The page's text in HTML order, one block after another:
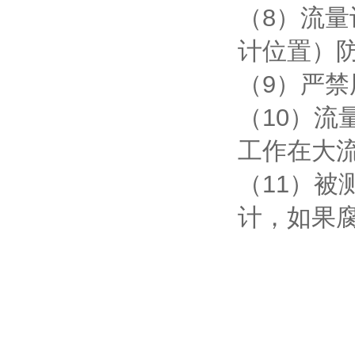
（8）流
计位置）
（9）严
（10）
工作在大
（11）
计，如果